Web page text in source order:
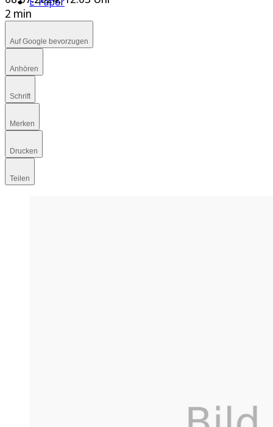
2 min
Auf Google bevorzugen
Anhören
Schrift
Merken
Drucken
Teilen